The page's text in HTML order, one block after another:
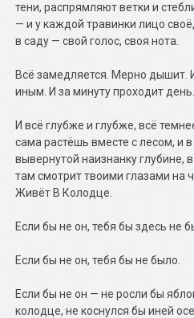
тени, распрямляют ветки и
— и у каждой травинки лицо
в саду — свой голос, своя нота.
Всё замедляется. Мерно дышит.
иным. И за минуту проходит день.
И всё глубже и глубже, всё
сама растёшь вместе с лесом, и в
вывернутой наизнанку глубине,
там смотрит твоими глазами на
Живёт В Колодце.
Если бы не он, тебя бы здесь не
Если бы не он, тебя бы не было.
Если бы не он — не росли бы
колодце, не коснулся бы иней